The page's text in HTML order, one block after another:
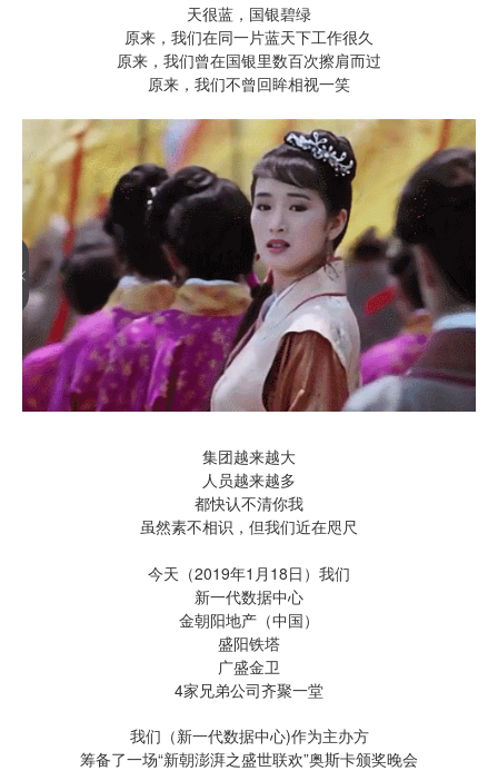
天很蓝，国银碧绿
原来，我们在同一片蓝天下工作很久
原来，我们曾在国银里数百次擦肩而过
原来，我们不曾回眸相视一笑
集团越来越大
人员越来越多
都快认不清你我
虽然素不相识，但我们近在咫尺
今天（2019年1月18日）我们
新一代数据中心
金朝阳地产（中国）
盛阳铁塔
广盛金卫
4家兄弟公司齐聚一堂
我们（新一代数据中心)作为主办方
筹备了一场“新朝澎湃之盛世联欢”奥斯卡颁奖晚会